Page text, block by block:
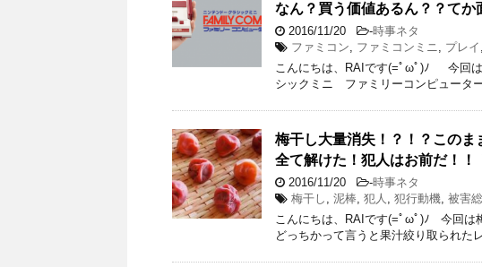
なん？買う価値あるん？？てか
2016/11/20 -時事ネタ
ファミコン, ファミコンミニ, プレイ ,
こんにちは、RAIです(=ﾟωﾟ)ﾉ 今回は
シックミニ ファミリーコンピュー
梅干し大量消失！？！？この
全て解けた！犯人はお前だ！！
2016/11/20 -時事ネタ
梅干し , 泥棒, 犯人 , 犯行動機, 被害
こんにちは、RAIです(=ﾟωﾟ)ﾉ 今回は
どっちかって言うと果汁絞り取られ